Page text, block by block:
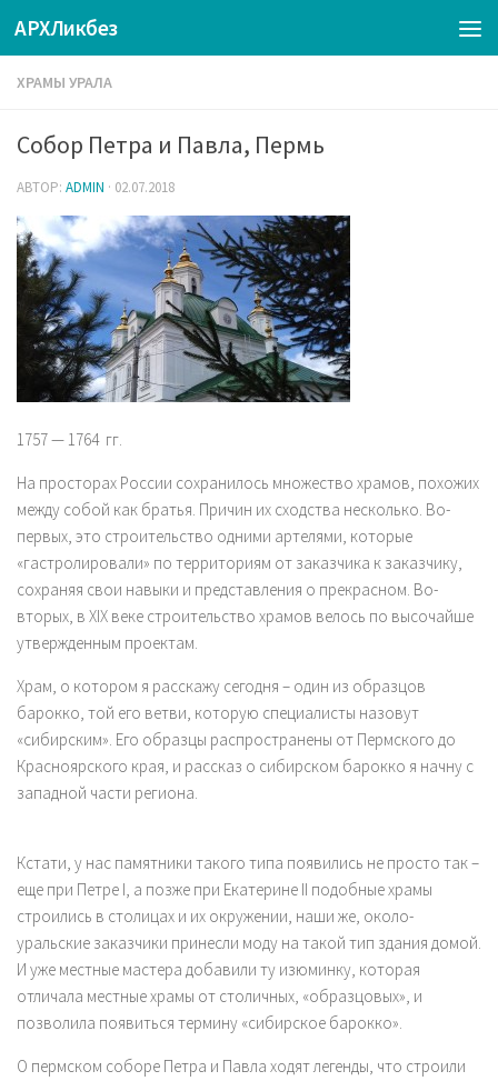
АРХЛикбез
ХРАМЫ УРАЛА
Собор Петра и Павла, Пермь
АВТОР: ADMIN · 02.07.2018
1757 — 1764 гг.
На просторах России сохранилось множество храмов, похожих
между собой как братья. Причин их сходства несколько. Во-
первых, это строительство одними артелями, которые
«гастролировали» по территориям от заказчика к заказчику,
сохраняя свои навыки и представления о прекрасном. Во-
вторых, в XIX веке строительство храмов велось по высочайше
утвержденным проектам.
Храм, о котором я расскажу сегодня – один из образцов
барокко, той его ветви, которую специалисты назовут
«сибирским». Его образцы распространены от Пермского до
Красноярского края, и рассказ о сибирском барокко я начну с
западной части региона.
Кстати, у нас памятники такого типа появились не просто так –
еще при Петре I, а позже при Екатерине II подобные храмы
строились в столицах и их окружении, наши же, около-
уральские заказчики принесли моду на такой тип здания домой.
И уже местные мастера добавили ту изюминку, которая
отличала местные храмы от столичных, «образцовых», и
позволила появиться термину «сибирское барокко».
О пермском соборе Петра и Павла ходят легенды, что строили